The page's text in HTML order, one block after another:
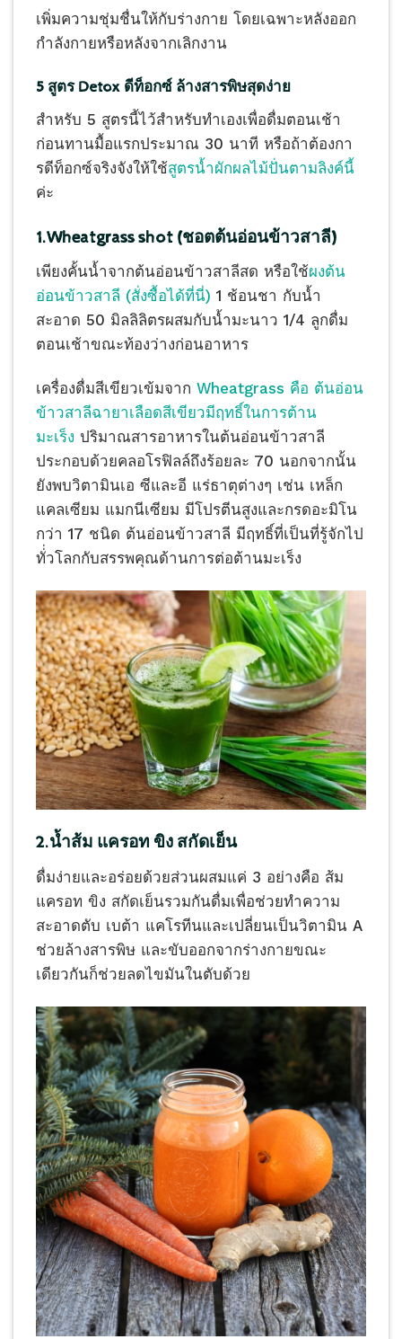
เพิ่มความชุ่มชื่นให้กับร่างกาย โดยเฉพาะหลังออก
กำลังกายหรือหลังจากเลิกงาน
5 สูตร Detox ดีท็อกซ์ ล้างสารพิษสุดง่าย
สำหรับ 5 สูตรนี้ไว้สำหรับทำเองเพื่อดื่มตอนเช้า
ก่อนทานมื้อแรกประมาณ 30 นาที หรือถ้าต้องกา
รดีท็อกซ์จริงจังให้ใช้สูตรน้ำผักผลไม้ปั่นตามลิงค์นี้
ค่ะ
1.Wheatgrass shot (ชอตต้นอ่อนข้าวสาลี)
เพียงคั้นน้ำจากต้นอ่อนข้าวสาลีสด หรือใช้ผงต้น
อ่อนข้าวสาลี (สั่งซื้อได้ที่นี่) 1 ช้อนชา กับน้ำ
สะอาด 50 มิลลิลิตรผสมกับน้ำมะนาว 1/4 ลูกดื่ม
ตอนเช้าขณะท้องว่างก่อนอาหาร
เครื่องดื่มสีเขียวเข้มจากWheatgrass คือ ต้นอ่อน
ข้าวสาลีฉายาเลือดสีเขียวมีฤทธิ์ในการต้าน
มะเร็ง ปริมาณสารอาหารในต้นอ่อนข้าวสาลี
ประกอบด้วยคลอโรฟิลล์ถึงร้อยละ 70 นอกจากนั้น
ยังพบวิตามินเอ ซีและอี แร่ธาตุต่างๆ เช่น เหล็ก
แคลเซียม แมกนีเซียม มีโปรตีนสูงและกรดอะมิโน
กว่า 17 ชนิด ต้นอ่อนข้าวสาลี มีฤทธิ์ที่เป็นที่รู้จักไป
ทั่่วโลกกับสรรพคุณด้านการต่อต้านมะเร็ง
2.น้ำส้ม แครอท ขิง สกัดเย็น
ดื่มง่ายและอร่อยด้วยส่วนผสมแค่ 3 อย่างคือ ส้ม
แครอท ขิง สกัดเย็นรวมกันดื่มเพื่อช่วยทำความ
สะอาดตับ เบต้า แคโรทีนและเปลี่ยนเป็นวิตามิน A
ช่วยล้างสารพิษ และขับออกจากร่างกายขณะ
เดียวกันก็ช่วยลดไขมันในตับด้วย